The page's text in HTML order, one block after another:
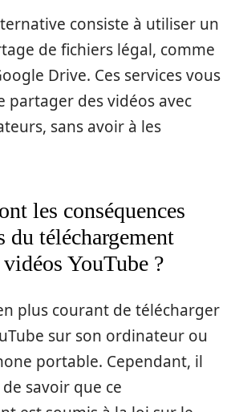
consiste à utiliser un
de fichiers légal, comme
Drive. Ces services vous
partager des vidéos avec
sans avoir à les
les conséquences
du téléchargement
YouTube ?
plus courant de télécharger
sur son ordinateur ou
portable. Cependant, il
savoir que ce